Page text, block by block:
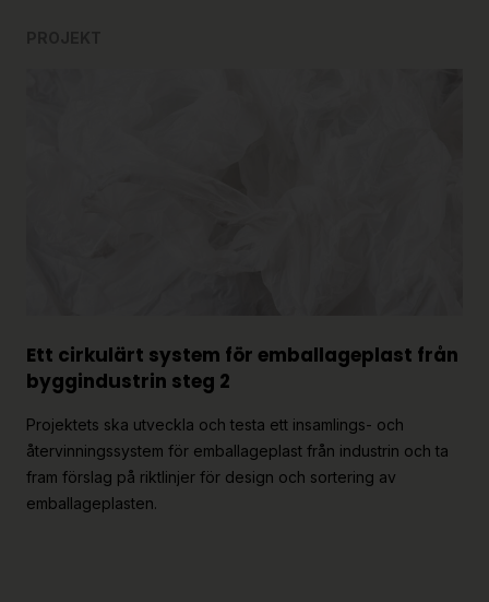
Ett cirkulärt system för emballageplast från
byggindustrin steg 2
Projektets ska utveckla och testa ett insamlings- och
återvinningssystem för emballageplast från industrin och ta
fram förslag på riktlinjer för design och sortering av
emballageplasten.